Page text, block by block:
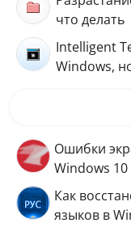
что делать
Intelligent
Windows,
Ошибки
Windows 10
Как
языков в